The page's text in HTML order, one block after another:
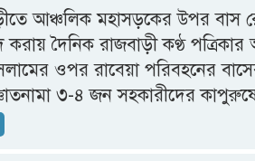
আঞ্চলিক মহাসড়কের উপর বাস
করায় দৈনিক রাজবাড়ী কণ্ঠ
ওপর রাবেয়া পরিবহনের
৩-৪ জন সহকারীদের